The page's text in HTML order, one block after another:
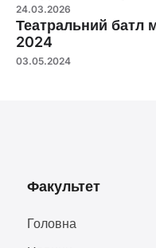
24.03.2026
Театральний батл
2024
03.05.2024
Факультет
Головна